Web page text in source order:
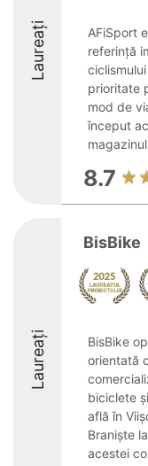
Laureați
AFiSport
referință
prioritate
mod de
început
8.7
Laureați
BisBike
BisBike
orientată
biciclete
află în
Braniște
acestei